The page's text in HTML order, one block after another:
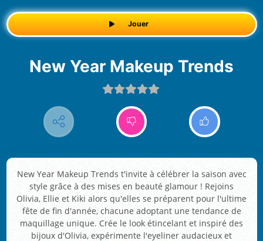
Jouer
New Year Makeup Trends
New Year Makeup Trends t'invite à célébrer la saison avec
style grâce à des mises en beauté glamour ! Rejoins
Olivia, Ellie et Kiki alors qu'elles se préparent pour l'ultime
fête de fin d'année, chacune adoptant une tendance de
maquillage unique. Crée le look étincelant et inspiré des
bijoux d'Olivia, expérimente l'eyeliner audacieux et